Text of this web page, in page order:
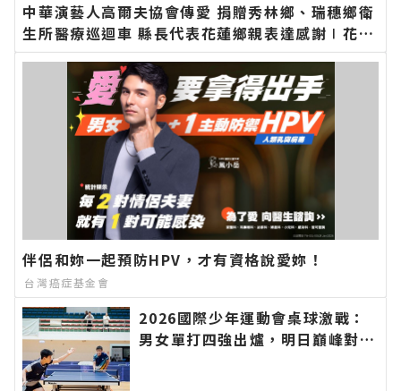
中華演藝人高爾夫協會傳愛 捐贈秀林鄉、瑞穗鄉衛
生所醫療巡迴車 縣長代表花蓮鄉親表達感謝∣花蓮
新聞網官方網站各類新聞－最快速的今日新聞報導
最新的在地資訊！
伴侶和妳一起預防HPV，才有資格說愛妳！
台灣癌症基金會
2026國際少年運動會桌球激戰：
男女單打四強出爐，明日巔峰對決